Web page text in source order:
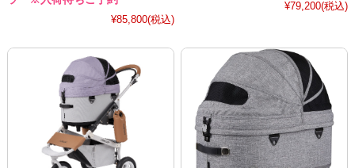
¥85,800(税込)
¥79,200(税込)